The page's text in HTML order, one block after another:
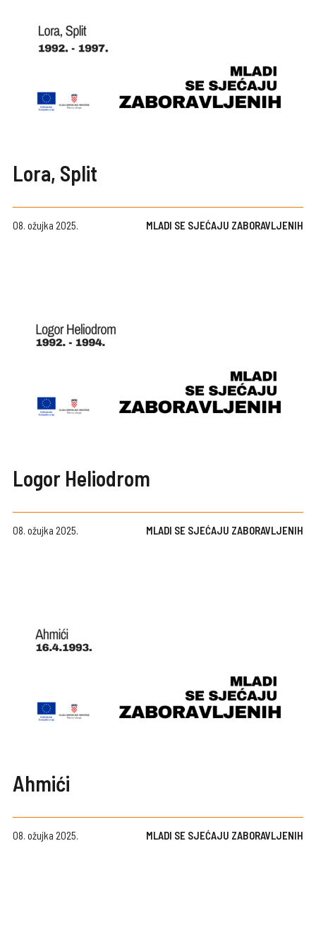
Lora, Split
08. ožujka 2025. MLADI SE SJEĆAJU ZABORAVLJENIH
Logor Heliodrom
08. ožujka 2025. MLADI SE SJEĆAJU ZABORAVLJENIH
Ahmići
08. ožujka 2025. MLADI SE SJEĆAJU ZABORAVLJENIH